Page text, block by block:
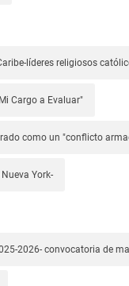
líderes religiosos
Cargo a Evaluar"
como un "conflicto
York-
2026- convocatoria de